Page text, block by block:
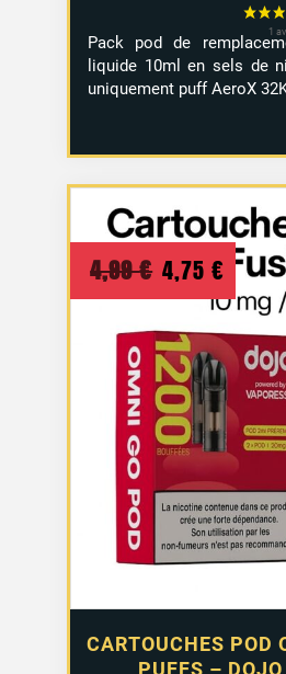
Pack pod de
liquide 10ml en sels de
uniquement puff AeroX
CARTOUCHES
PUFFS –
4,99€ Le
prix
initial
était :
4,99 €.
4,75€ Le
prix
est :
4,75